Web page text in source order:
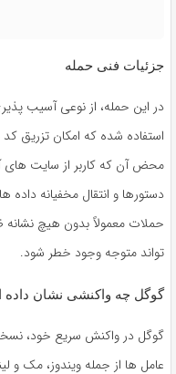
جزئیات فنی حمله
در این حمله، از نوعی آسیب
استفاده شده که امکان تزریق
محض آن که کاربر از سایت های
دستورها و انتقال مخفیانه
حملات معمولاً بدون هیچ نشانه
تواند متوجه وجود خطر شود.
گوگل چه واکنشی نشان
گوگل در واکنش سریع خود،
عامل ها از جمله ویندوز، مک